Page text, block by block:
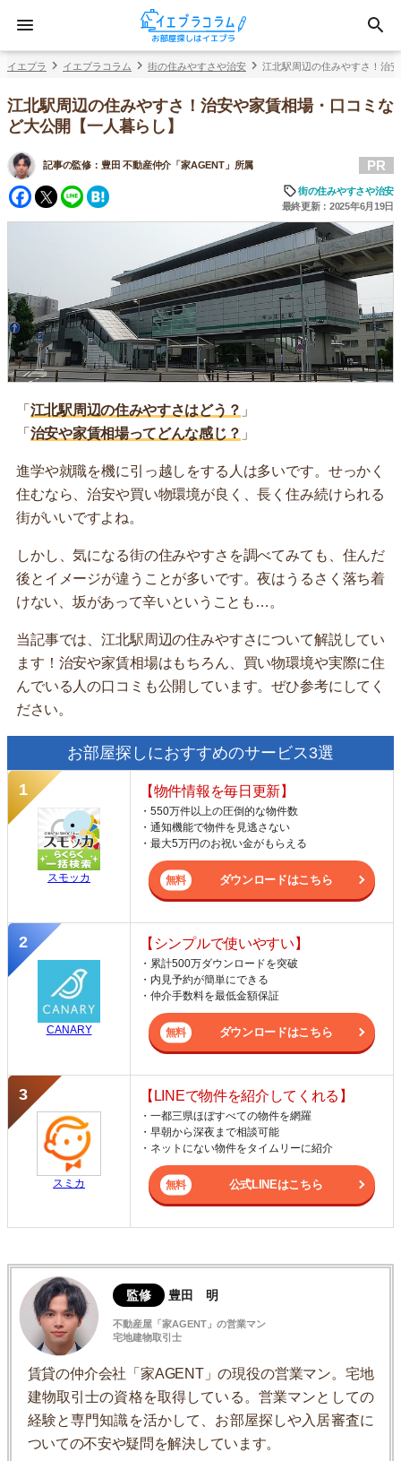
イエプラ イエプラコラム 街の住みやすさや治安 江北駅周辺の住みやすさ！治
江北駅周辺の住みやすさ！治安や家賃相場・口コミな
ど大公開【一人暮らし】
記事の監修： 豊田 不動産仲介「家AGENT」所属
Facebook
Twitter
Line
PR
街の住みやすさや治安
最終更新：2025年6月19日
「 江北駅周辺の住みやすさはどう？ 」
「 治安や家賃相場ってどんな感じ？ 」
進学や就職を機に引っ越しをする人は多いです。せっかく
住むなら、治安や買い物環境が良く、長く住み続けられる
街がいいですよね。
しかし、気になる街の住みやすさを調べてみても、住んだ
後とイメージが違うことが多いです。夜はうるさく落ち着
けない、坂があって辛いということも…。
当記事では、江北駅周辺の住みやすさについて解説してい
ます！治安や家賃相場はもちろん、買い物環境や実際に住
んでいる人の口コミも公開しています。ぜひ参考にしてく
ださい。
お部屋探しにおすすめのサービス3選
スモッカ
【物件情報を毎日更新】
・550万件以上の圧倒的な物件数
・通知機能で物件を見逃さない
・最大5万円のお祝い金がもらえる
ダウンロードはこちら
CANARY
【シンプルで使いやすい】
・累計500万ダウンロードを突破
・内見予約が簡単にできる
・仲介手数料を最低金額保証
ダウンロードはこちら
スミカ
【LINEで物件を紹介してくれる】
・一都三県ほぼすべての物件を網羅
・早朝から深夜まで相談可能
・ネットにない物件をタイムリーに紹介
公式LINEはこちら
監修 豊田 明
不動産屋「家AGENT」の営業マン
宅地建物取引士
賃貸の仲介会社「家AGENT」の現役の営業マン。宅地
建物取引士の資格を取得している。営業マンとしての
経験と専門知識を活かして、お部屋探しや入居審査に
ついての不安や疑問を解決しています。